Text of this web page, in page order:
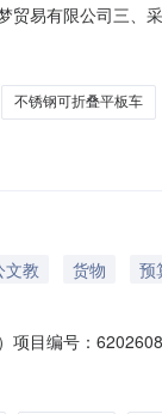
易有限公司三
胶轮拉货车耐腐
不锈钢可折叠平板车
文教 货物 预
目编号：
核心参数要求:商